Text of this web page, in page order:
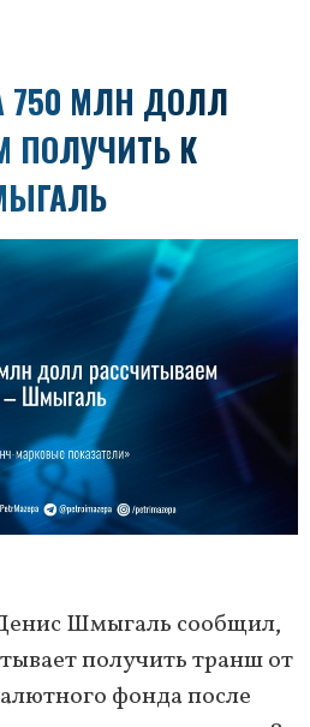
МЛН ДОЛЛ
ПОЛУЧИТЬ К
Шмыгаль сообщил,
получить транш от
фонда после